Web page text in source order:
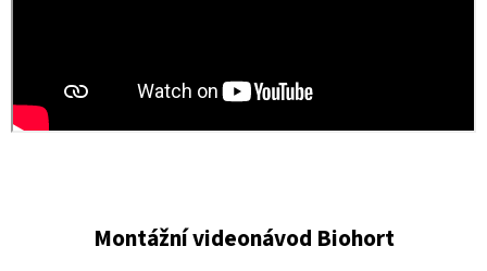
Montážní videonávod Biohort